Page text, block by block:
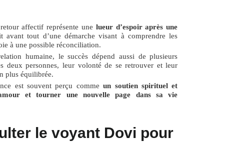
affectif représente une lueur d’espoir après une
avant tout d’une démarche visant à comprendre les
à une possible réconciliation.
humaine, le succès dépend aussi de plusieurs
deux personnes, leur volonté de se retrouver et leur
plus équilibrée.
est souvent perçu commeun soutien spirituel et
et tourner une nouvelle page dans sa vie
le voyant Dovi pour